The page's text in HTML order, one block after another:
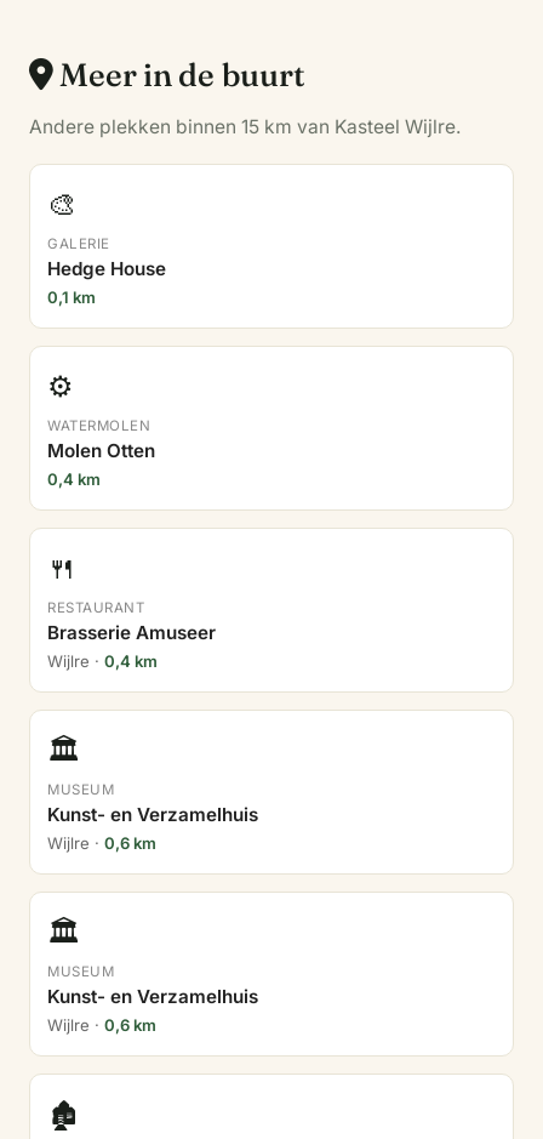
Meer in de buurt
Andere plekken binnen 15 km van Kasteel Wijlre.
🎨
GALERIE
Hedge House
0,1 km
⚙️
WATERMOLEN
Molen Otten
0,4 km
🍴
RESTAURANT
Brasserie Amuseer
Wijlre · 0,4 km
🏛️
MUSEUM
Kunst- en Verzamelhuis
Wijlre · 0,6 km
🏛️
MUSEUM
Kunst- en Verzamelhuis
Wijlre · 0,6 km
🏚️